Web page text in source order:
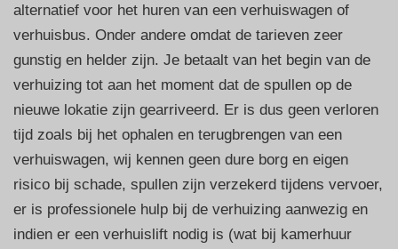
alternatief voor het huren van een verhuiswagen of
verhuisbus. Onder andere omdat de tarieven zeer
gunstig en helder zijn. Je betaalt van het begin van de
verhuizing tot aan het moment dat de spullen op de
nieuwe lokatie zijn gearriveerd. Er is dus geen verloren
tijd zoals bij het ophalen en terugbrengen van een
verhuiswagen, wij kennen geen dure borg en eigen
risico bij schade, spullen zijn verzekerd tijdens vervoer,
er is professionele hulp bij de verhuizing aanwezig en
indien er een verhuislift nodig is (wat bij kamerhuur